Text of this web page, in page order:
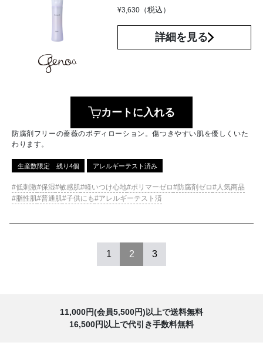
¥3,630 （税込）
詳細を見る
カートに入れる
防腐剤フリーの薔薇のボディローション。傷つきやすい肌を優しくいた
わります。
生産数限定 残り4個 アレルギーテスト済み
低刺激 保湿 敏感肌 軽いつけ心地 ポリマーゼロ 防腐剤ゼロ
人気商品
脂性肌 普通肌 子供にも アレルギーテスト済
1 2 3
11,000円(会員5,500円)以上で送料無料
16,500円以上で代引き手数料無料